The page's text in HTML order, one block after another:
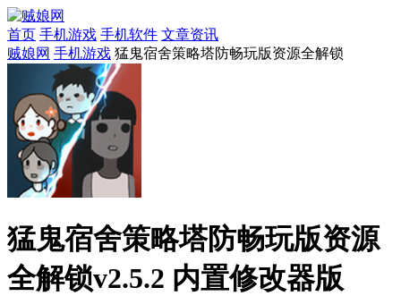
首页 手机游戏 手机软件 文章资讯
贼娘网 手机游戏 猛鬼宿舍策略塔防畅玩版资源全解锁
猛鬼宿舍策略塔防畅玩版资源
全解锁v2.5.2 内置修改器版